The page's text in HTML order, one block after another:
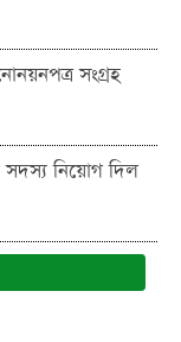
সংগ্রহ
নিয়োগ দিল